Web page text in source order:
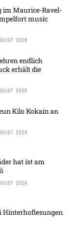
im Maurice-Ravel-
music
2026
endlich
erhält die
2026
Kilo Kokain an
2026
hat ist am
2026
Hinterhoflesungen